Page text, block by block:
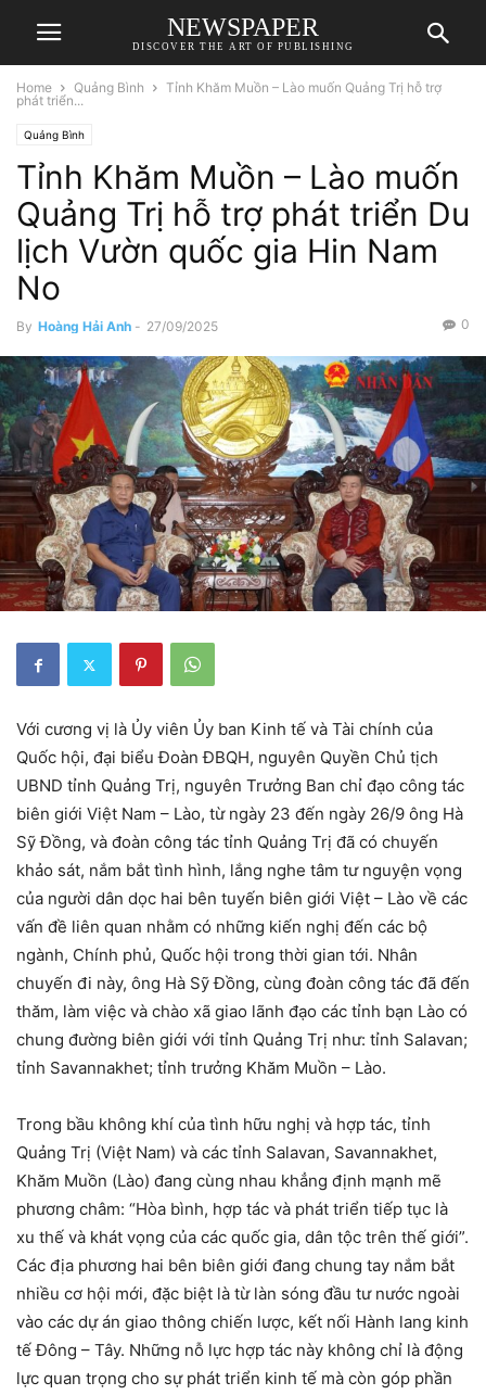
NEWSPAPER
DISCOVER THE ART OF PUBLISHING
Home Quảng Bình
Tỉnh Khăm Muồn – Lào muốn Quảng Trị hỗ trợ
phát triển...
Quảng Bình
Tỉnh Khăm Muồn – Lào muốn
Quảng Trị hỗ trợ phát triển Du
lịch Vườn quốc gia Hin Nam
No
By Hoàng Hải Anh - 27/09/2025 0
Với cương vị là Ủy viên Ủy ban Kinh tế và Tài chính của
Quốc hội, đại biểu Đoàn ĐBQH, nguyên Quyền Chủ tịch
UBND tỉnh Quảng Trị, nguyên Trưởng Ban chỉ đạo công tác
biên giới Việt Nam – Lào, từ ngày 23 đến ngày 26/9 ông Hà
Sỹ Đồng, và đoàn công tác tỉnh Quảng Trị đã có chuyến
khảo sát, nắm bắt tình hình, lắng nghe tâm tư nguyện vọng
của người dân dọc hai bên tuyến biên giới Việt – Lào về các
vấn đề liên quan nhằm có những kiến nghị đến các bộ
ngành, Chính phủ, Quốc hội trong thời gian tới. Nhân
chuyến đi này, ông Hà Sỹ Đồng, cùng đoàn công tác đã đến
thăm, làm việc và chào xã giao lãnh đạo các tỉnh bạn Lào có
chung đường biên giới với tỉnh Quảng Trị như: tỉnh Salavan;
tỉnh Savannakhet; tỉnh trưởng Khăm Muồn – Lào.
Trong bầu không khí của tình hữu nghị và hợp tác, tỉnh
Quảng Trị (Việt Nam) và các tỉnh Salavan, Savannakhet,
Khăm Muồn (Lào) đang cùng nhau khẳng định mạnh mẽ
phương châm: “Hòa bình, hợp tác và phát triển tiếp tục là
xu thế và khát vọng của các quốc gia, dân tộc trên thế giới”.
Các địa phương hai bên biên giới đang chung tay nắm bắt
nhiều cơ hội mới, đặc biệt là từ làn sóng đầu tư nước ngoài
vào các dự án giao thông chiến lược, kết nối Hành lang kinh
tế Đông – Tây. Những nỗ lực hợp tác này không chỉ là động
lực quan trọng cho sự phát triển kinh tế mà còn góp phần